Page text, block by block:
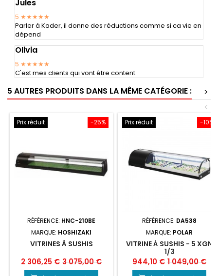
Jules
5 ★★★★★
Parler à Kader, il donne des réductions comme si ca vie en
dépend
Olivia
5 ★★★★★
C'est mes clients qui vont être content
5 AUTRES PRODUITS DANS LA MÊME CATÉGORIE :
>
<
-25%
Prix réduit
RÉFÉRENCE: HNC-210BE
MARQUE: HOSHIZAKI
VITRINES À SUSHIS
Prix
2 306,25 € Prix
de
3 075,00 €
-10%
Prix réduit
RÉFÉRENCE: DA538
MARQUE: POLAR
VITRINE À SUSHIS - 5 XGN
1/3
Prix
944,10 € Prix
de
1 049,00 €